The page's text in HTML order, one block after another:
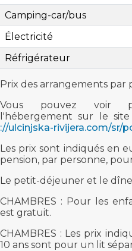
Camping-car/bus
Électricité
Réfrigérateur
Prix des arrangements par
Vous pouvez voir
l'hébergement sur le
://ulcinjska-rivijera.com/sr/
Les prix sont indiqués en
pension, par personne,
Le petit-déjeuner et le
CHAMBRES : Pour les
est gratuit.
CHAMBRES : Les prix
10 ans sont pour un lit